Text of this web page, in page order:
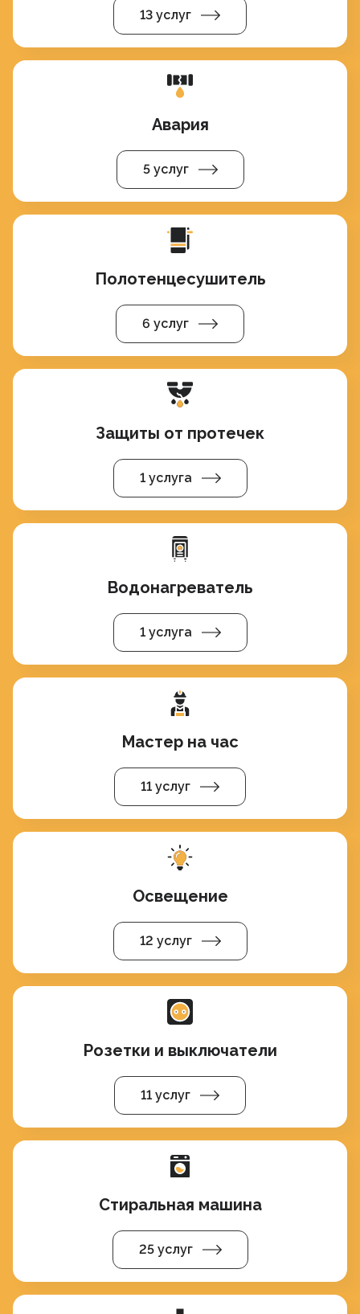
13 услуг
Авария
5 услуг
Полотенцесушитель
6 услуг
Защиты от протечек
1 услуга
Водонагреватель
1 услуга
Мастер на час
11 услуг
Освещение
12 услуг
Розетки и выключатели
11 услуг
Стиральная машина
25 услуг